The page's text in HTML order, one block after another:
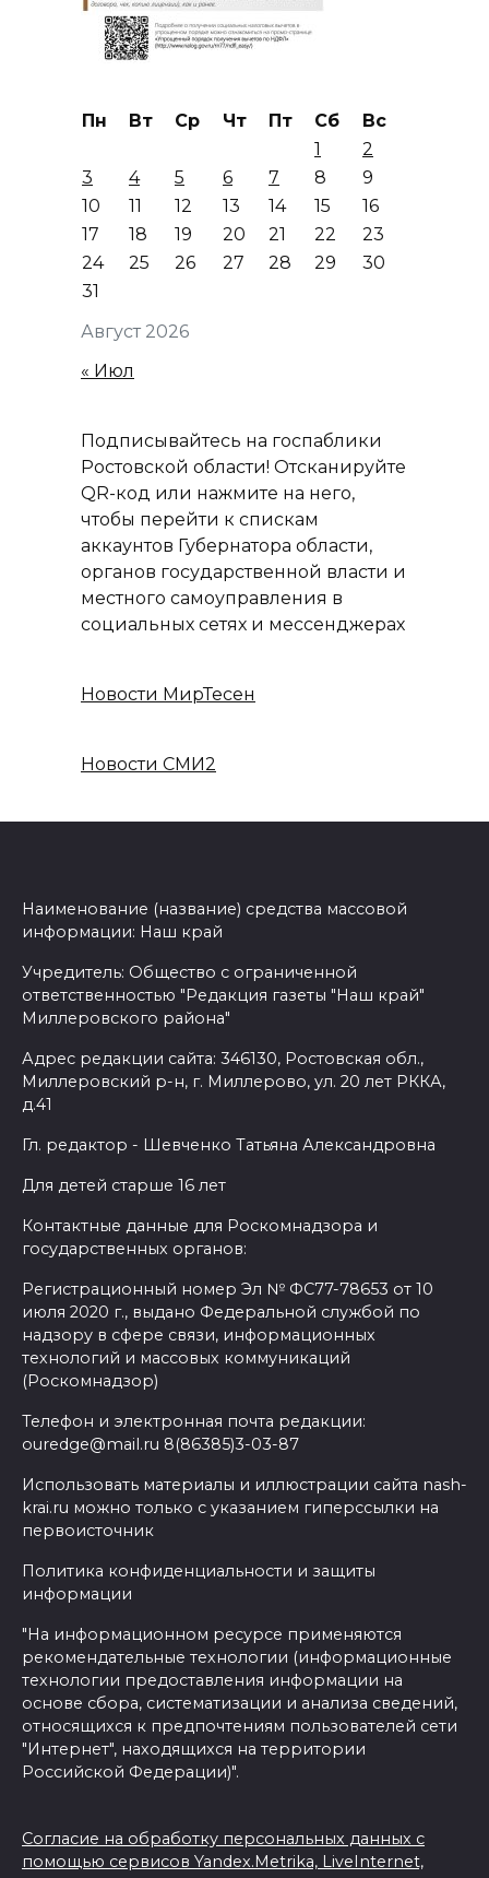
Август 2026
Пн Вт Ср Чт Пт Сб
Вс
1
2
3
4 5 6 7 8
9
10
11 12 13 14 15
16
17
18 19 20 21 22
23
24
25 26 27 28 29
30
31
« Июл
Подписывайтесь на госпаблики
Ростовской области! Отсканируйте
QR-код или нажмите на него,
чтобы перейти к спискам
аккаунтов Губернатора области,
органов государственной власти и
местного самоуправления в
социальных сетях и мессенджерах
Новости МирТесен
Новости СМИ2
Наименование (название) средства массовой
информации: Наш край
Учредитель: Общество с ограниченной
ответственностью "Редакция газеты "Наш край"
Миллеровского района"
Адрес редакции сайта: 346130, Ростовская обл.,
Миллеровский р-н, г. Миллерово, ул. 20 лет РККА,
д.41
Гл. редактор - Шевченко Татьяна Александровна
Для детей старше 16 лет
Контактные данные для Роскомнадзора и
государственных органов:
Регистрационный номер Эл № ФС77-78653 от 10
июля 2020 г., выдано Федеральной службой по
надзору в сфере связи, информационных
технологий и массовых коммуникаций
(Роскомнадзор)
Телефон и электронная почта редакции:
ouredge@mail.ru 8(86385)3-03-87
Использовать материалы и иллюстрации сайта nash-
krai.ru можно только с указанием гиперссылки на
первоисточник
Политика конфиденциальности и защиты
информации
"На информационном ресурсе применяются
рекомендательные технологии (информационные
технологии предоставления информации на
основе сбора, систематизации и анализа сведений,
относящихся к предпочтениям пользователей сети
"Интернет", находящихся на территории
Российской Федерации)".
Согласие на обработку персональных данных с
помощью сервисов Yandex.Metrika, LiveInternet,